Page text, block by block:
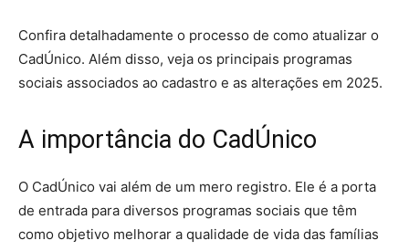
Confira detalhadamente o processo de como atualizar o
CadÚnico. Além disso, veja os principais programas
sociais associados ao cadastro e as alterações em 2025.
A importância do CadÚnico
O CadÚnico vai além de um mero registro. Ele é a porta
de entrada para diversos programas sociais que têm
como objetivo melhorar a qualidade de vida das famílias